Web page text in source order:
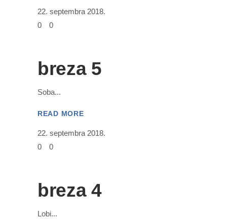
22. septembra 2018.
0
0
breza 5
Soba
READ MORE
22. septembra 2018.
0
0
breza 4
Lobi